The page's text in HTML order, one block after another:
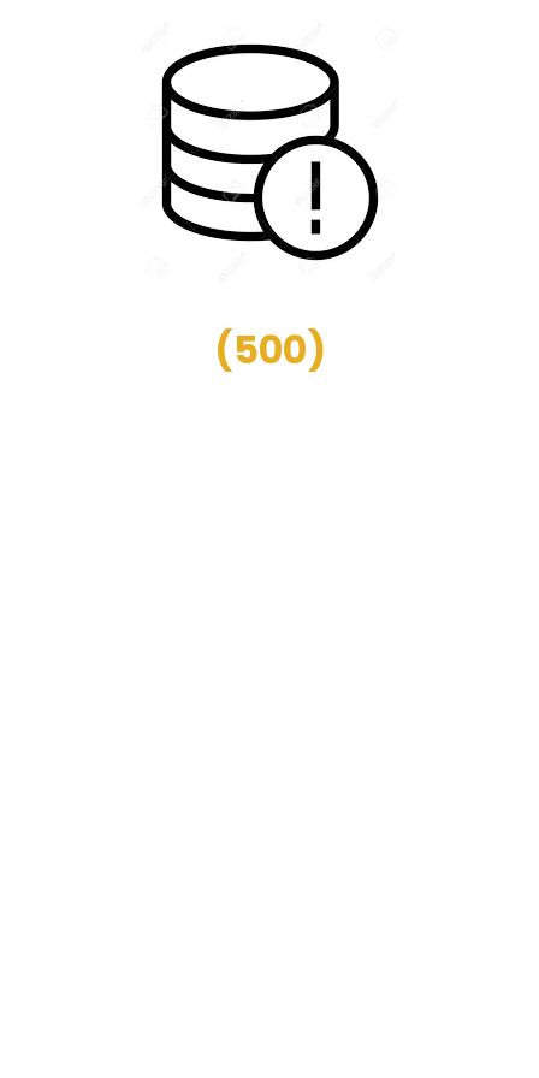
(500)